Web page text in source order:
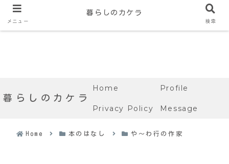
暮らしのカケラ
Home Profile
Privacy Policy Message
Home 本のはなし や〜わ行の作家
メニュー
暮らしのカケラ
検索